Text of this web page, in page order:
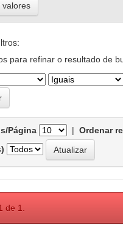
valores
para refinar o resultado de
Página | Ordenar
de 1.